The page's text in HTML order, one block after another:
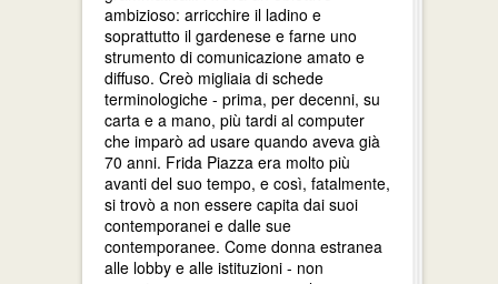
ambizioso: arricchire il ladino e
soprattutto il gardenese e farne uno
strumento di comunicazione amato e
diffuso. Creò migliaia di schede
terminologiche - prima, per decenni, su
carta e a mano, più tardi al computer
che imparò ad usare quando aveva già
70 anni. Frida Piazza era molto più
avanti del suo tempo, e così, fatalmente,
si trovò a non essere capita dai suoi
contemporanei e dalle sue
contemporanee. Come donna estranea
alle lobby e alle istituzioni - non